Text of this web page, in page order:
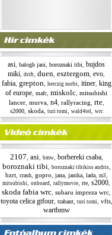
asi balogh jani boroznaki tibi
bujdos
miki drift duen esztergom evo
fabia, grepton herczig norbi itiner, king
of europe mafc miskolc mitsubishi
lancer, murva, n4, rallyracing rte,
s2000, skoda, turi tomi wald4tel wrc
2107 asi bmw, borbereki csaba,
boroznaki tibi boroznaki tibikiss andris,
bzrt, crash, gopro jana, janika, lada, m3
mitsubishi onboard rallymovie rte s2000
skoda fabia wrc subaru impreza wrc
toyota celica gtfour, trabant, turi tomi vfts,
wartbmw